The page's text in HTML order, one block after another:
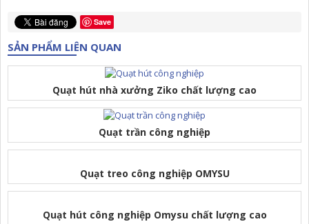
Save
SẢN PHẨM LIÊN QUAN
Quạt hút nhà xưởng Ziko chất lượng cao
Quạt trần công nghiệp
Quạt treo công nghiệp OMYSU
Quạt hút công nghiệp Omysu chất lượng cao